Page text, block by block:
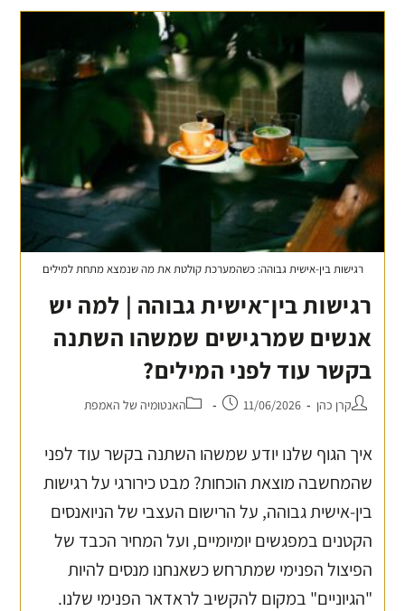
רגישות בין-אישית גבוהה: כשהמערכת קולטת את מה שנמצא מתחת למילים
רגישות בין־אישית גבוהה | למה יש
אנשים שמרגישים שמשהו השתנה
בקשר עוד לפני המילים?
קרן כהן 11/06/2026 האנטומיה של האמפת
איך הגוף שלנו יודע שמשהו השתנה בקשר עוד לפני
שהמחשבה מוצאת הוכחות? מבט כירורגי על רגישות
בין-אישית גבוהה, על הרישום העצבי של הניואנסים
הקטנים במפגשים יומיומיים, ועל המחיר הכבד של
הפיצול הפנימי שמתרחש כשאנחנו מנסים להיות
"הגיוניים" במקום להקשיב לראדאר הפנימי שלנו.